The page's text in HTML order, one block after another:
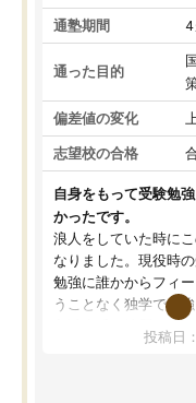
通塾期間 4
通った目的
偏差値の変化
志望校の合格
自身をもって受験勉
かったです。
浪人をしていた時に
なりました。現役時
勉強に誰かからフィ
うことなく独学で勉強
入試本番に地歴の学
合格となってしまい
投稿日